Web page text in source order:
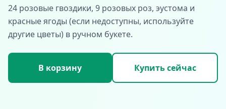
24 розовые гвоздики, 9 розовых роз, эустома и
красные ягоды (если недоступны, используйте
другие цветы) в ручном букете.
В корзину Купить сейчас